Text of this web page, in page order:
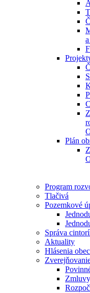
Plán
Program
Tlačivá
Pozemkové
Správa
Aktuality
Hlásenia